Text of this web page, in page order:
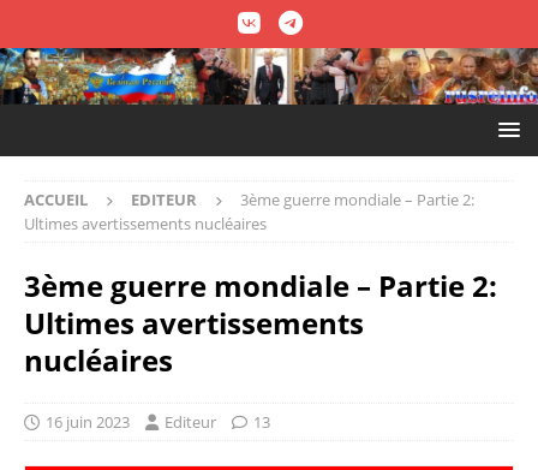
ACCUEIL EDITEUR
3ème guerre mondiale – Partie 2:
Ultimes avertissements nucléaires
3ème guerre mondiale – Partie 2:
Ultimes avertissements
nucléaires
16 juin 2023 Editeur 13